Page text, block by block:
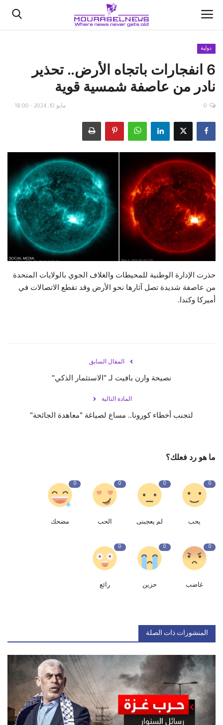
الأخبار
كتّابنا
اقتصاد
علوم وتكنولوجيا
رياضة
فيديو
حياة
دولية
6 انفجارات باتجاه الأرض.. تحذير
نادر من عاصفة شمسية قوية
مايو 10, 2024 - 18:00 0
حذرت الإدارة الوطنية للمحيطات والغلاف الجوي بالولايات المتحدة
من عاصفة شديدة تصل آثارها نحو الأرض وقد تقطع الاتصالات في
أميركا وكندا.
المقال السابق
نصيحة وارن بافيت لـ "الاستثمار الذكي"
المادة التالية
لتجنب أخطاء كورونا.. مساع لصياغة "معاهدة الجائحة"
ما هو رد فعلك؟
0
يحب
0
لم يعجبنى
0
الحب
0
مضحك
0
غاضب
0
حزين
0
رائع
المنشورات ذات الصلة